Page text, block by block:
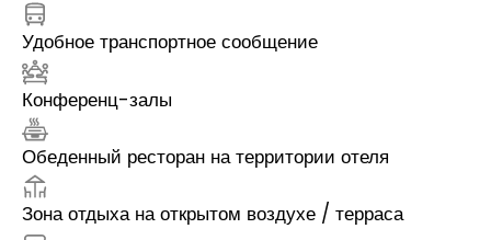
Удобное транспортное сообщение
Конференц-залы
Обеденный ресторан на территории отеля
Зона отдыха на открытом воздухе / терраса